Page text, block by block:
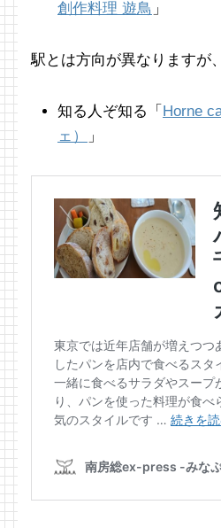
創作料理 遊鳥 」
駅とは方向が異なりますが、
知る人ぞ知る「 Horne
ェ）
」